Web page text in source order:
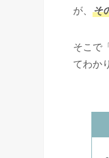
が、
そ
そこで
てわか